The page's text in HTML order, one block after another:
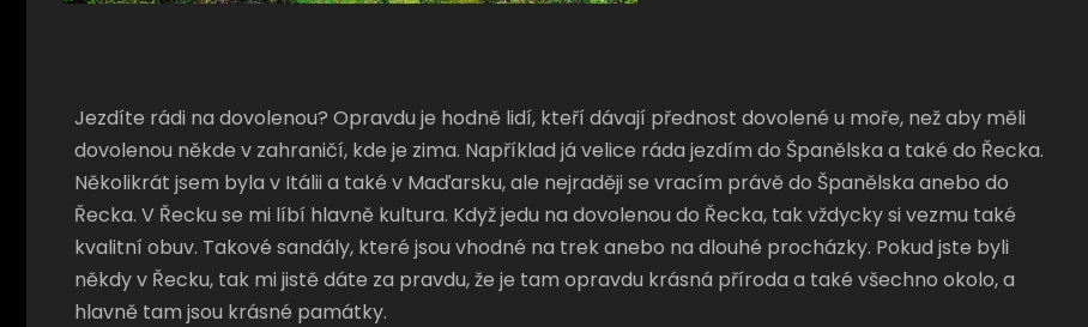
Jezdíte rádi na dovolenou? Opravdu je hodně lidí, kteří dávají přednost dovolené u moře, než aby měli
dovolenou někde v zahraničí, kde je zima. Například já velice ráda jezdím do Španělska a také do Řecka.
Několikrát jsem byla v Itálii a také v Maďarsku, ale nejraději se vracím právě do Španělska anebo do
Řecka. V Řecku se mi líbí hlavně kultura. Když jedu na dovolenou do Řecka, tak vždycky si vezmu také
kvalitní obuv. Takové sandály, které jsou vhodné na trek anebo na dlouhé procházky. Pokud jste byli
někdy v Řecku, tak mi jistě dáte za pravdu, že je tam opravdu krásná příroda a také všechno okolo, a
hlavně tam jsou krásné památky.